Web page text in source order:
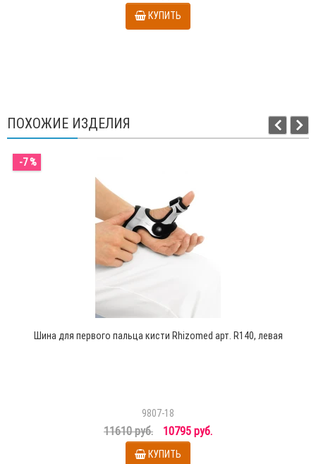
КУПИТЬ
ПОХОЖИЕ ИЗДЕЛИЯ
-7 %
Шина для первого пальца кисти Rhizomed арт. R140, левая
9807-18
11610 руб. 10795 руб.
КУПИТЬ